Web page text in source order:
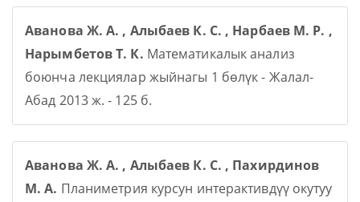
Аванова Ж. А. , Алыбаев К. С. , Нарбаев М. Р. ,
Нарымбетов Т. К. Математикалык анализ
боюнча лекциялар жыйнагы 1 бөлүк - Жалал-
Абад 2013 ж. - 125 б.
Аванова Ж. А. , Алыбаев К. С. , Пахирдинов
М. А. Планиметрия курсун интерактивдүү окутуу